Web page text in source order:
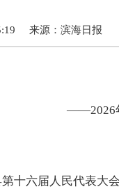
来源： 滨海日报
——2026
十六届人民代表大